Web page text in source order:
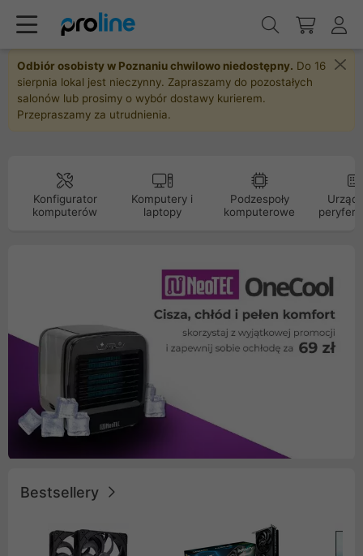
Odbiór osobisty w Poznaniu chwilowo niedostępny. Do 16
sierpnia lokal jest nieczynny. Zapraszamy do pozostałych
salonów lub prosimy o wybór dostawy kurierem.
Przepraszamy za utrudnienia.
Konfigurator
komputerów
Komputery i
laptopy
Podzespoły
komputerowe
Bestsellery